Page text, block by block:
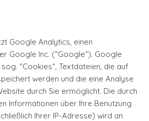
Google Analytics, einen
Google Inc. (“Google“). Google
“Cookies“, Textdateien, die auf
werden und die eine Analyse
durch Sie ermöglicht. Die durch
Informationen über Ihre Benutzung
Ihrer IP-Adresse) wird an